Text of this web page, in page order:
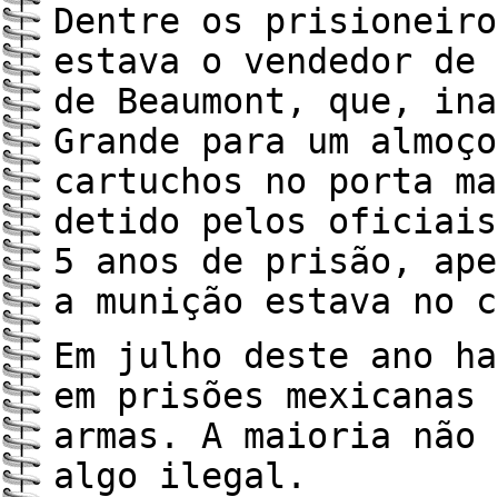
Dentre os
estava o vendedor de
de Beaumont, que,
Grande para um
cartuchos no porta
detido pelos oficiais
5 anos de prisão,
a munição estava
Em julho deste ano
em prisões
armas. A maioria
algo ilegal.